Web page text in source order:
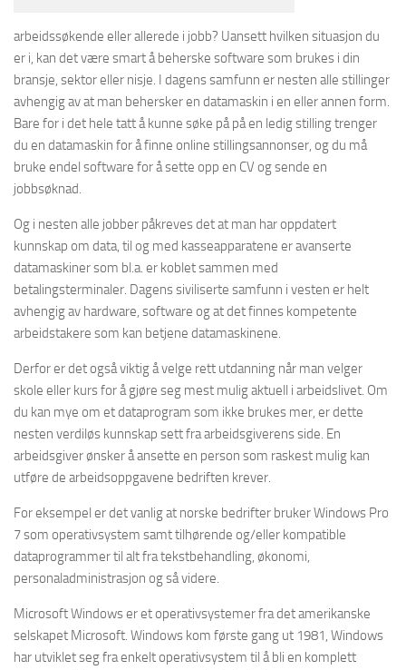
arbeidssøkende eller allerede i jobb? Uansett hvilken situasjon du
er i, kan det være smart å beherske software som brukes i din
bransje, sektor eller nisje. I dagens samfunn er nesten alle stillinger
avhengig av at man behersker en datamaskin i en eller annen form.
Bare for i det hele tatt å kunne søke på på en ledig stilling trenger
du en datamaskin for å finne online stillingsannonser, og du må
bruke endel software for å sette opp en CV og sende en
jobbsøknad.
Og i nesten alle jobber påkreves det at man har oppdatert
kunnskap om data, til og med kasseapparatene er avanserte
datamaskiner som bl.a. er koblet sammen med
betalingsterminaler. Dagens siviliserte samfunn i vesten er helt
avhengig av hardware, software og at det finnes kompetente
arbeidstakere som kan betjene datamaskinene.
Derfor er det også viktig å velge rett utdanning når man velger
skole eller kurs for å gjøre seg mest mulig aktuell i arbeidslivet. Om
du kan mye om et dataprogram som ikke brukes mer, er dette
nesten verdiløs kunnskap sett fra arbeidsgiverens side. En
arbeidsgiver ønsker å ansette en person som raskest mulig kan
utføre de arbeidsoppgavene bedriften krever.
For eksempel er det vanlig at norske bedrifter bruker Windows Pro
7 som operativsystem samt tilhørende og/eller kompatible
dataprogrammer til alt fra tekstbehandling, økonomi,
personaladministrasjon og så videre.
Microsoft Windows er et operativsystemer fra det amerikanske
selskapet Microsoft. Windows kom første gang ut 1981, Windows
har utviklet seg fra enkelt operativsystem til å bli en komplett